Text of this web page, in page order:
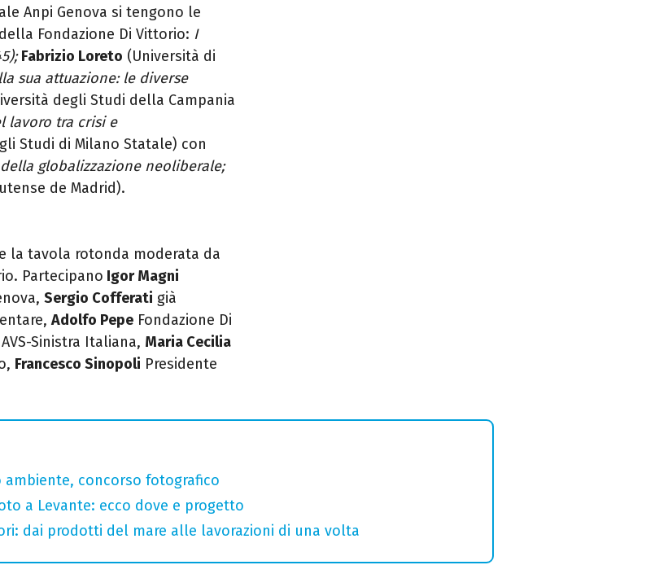
Anpi Genova si tengono le
della Fondazione Di Vittorio: I
Fabrizio Loreto (Università di
sua attuazione: le diverse
degli Studi della Campania
lavoro tra crisi e
Studi di Milano Statale) con
globalizzazione neoliberale;
de Madrid).
la tavola rotonda moderata da
Partecipano Igor Magni
Sergio Cofferati già
Adolfo Pepe Fondazione Di
Sinistra Italiana, Maria Cecilia
Francesco Sinopoli Presidente
ambiente, concorso fotografico
a Levante: ecco dove e progetto
dai prodotti del mare alle lavorazioni di una volta